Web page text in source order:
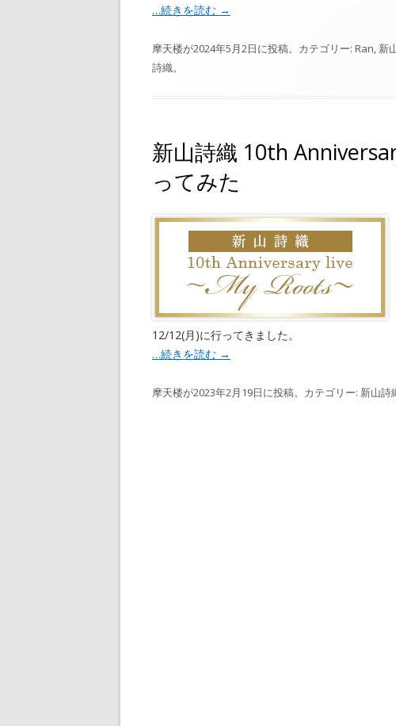
…続きを読む →
摩天楼が2024年5月2日に投稿。カテゴリー: Ran, 新
詩織。
新山詩織 10th
ってみた
12/12(月)に行ってきました。
…続きを読む →
摩天楼が2023年2月19日に投稿。カテゴリー: 新山詩